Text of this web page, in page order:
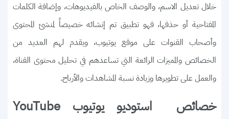
خلال تعديل الاسم، والوصف الخاص بالفيديوهات، وإضافة الكلمات
المفتاحية أو حذفها، فهو تطبيق تم إنشائه خصيصاً لمنشئ المحتوى
وأصحاب القنوات على موقع يوتيوب، ويقدم لهم العديد من
الخصائص والمميزات الرائعة التي تساعدهم في تحليل محتوى القناة،
والعمل على تطويرها وزيادة نسبة المشاهدات والأرباح.
خصائص استوديو يوتيوب YouTube